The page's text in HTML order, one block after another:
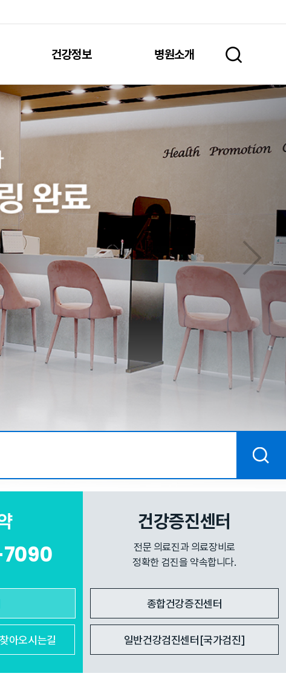
건강정보 병원소개
찾아오시는길
건강증진센터
전문 의료진과 의료장비로
정확한 검진을 약속합니다.
종합건강증진센터
일반건강검진센터[국가검진]